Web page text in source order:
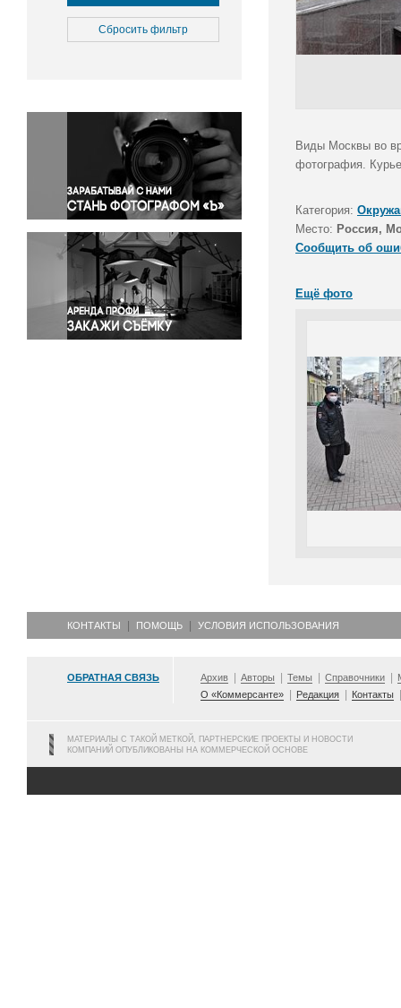
Культура
Медицина
Окружающая среда
Политика
Правосудие
Происшествия и конфликты
Религия
Светская жизнь
Спорт
Экология
Экономика и бизнес
Сбросить фильтр
Виды Москвы во
фотография.
Категория:
Место: Россия,
Сообщить об
Ещё фото
КОНТАКТЫ ПОМОЩЬ УСЛОВИЯ ИСПОЛЬЗОВАНИЯ
ОБРАТНАЯ СВЯЗЬ Архив Авторы Темы Справочники
О «Коммерсанте»
Редакция Контакты
МАТЕРИАЛЫ С ТАКОЙ МЕТКОЙ, ПАРТНЕРСКИЕ ПРОЕКТЫ И НОВОСТИ
КОМПАНИЙ ОПУБЛИКОВАНЫ НА КОММЕРЧЕСКОЙ ОСНОВЕ